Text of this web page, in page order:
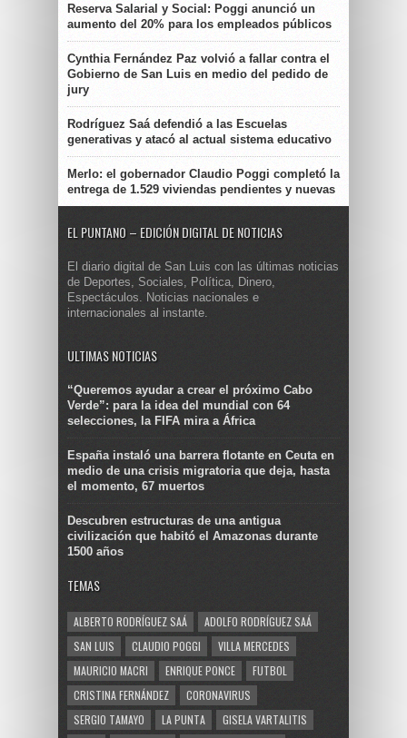
Reserva Salarial y Social: Poggi anunció un
aumento del 20% para los empleados públicos
Cynthia Fernández Paz volvió a fallar contra el
Gobierno de San Luis en medio del pedido de
jury
Rodríguez Saá defendió a las Escuelas
generativas y atacó al actual sistema educativo
Merlo: el gobernador Claudio Poggi completó la
entrega de 1.529 viviendas pendientes y nuevas
EL PUNTANO – EDICIÓN DIGITAL DE NOTICIAS
El diario digital de San Luis con las últimas noticias
de Deportes, Sociales, Política, Dinero,
Espectáculos. Noticias nacionales e
internacionales al instante.
ULTIMAS NOTICIAS
“Queremos ayudar a crear el próximo Cabo
Verde”: para la idea del mundial con 64
selecciones, la FIFA mira a África
España instaló una barrera flotante en Ceuta en
medio de una crisis migratoria que deja, hasta
el momento, 67 muertos
Descubren estructuras de una antigua
civilización que habitó el Amazonas durante
1500 años
TEMAS
ALBERTO RODRÍGUEZ SAÁ
ADOLFO RODRÍGUEZ SAÁ
SAN LUIS
CLAUDIO POGGI
VILLA MERCEDES
MAURICIO MACRI
ENRIQUE PONCE
FUTBOL
CRISTINA FERNÁNDEZ
CORONAVIRUS
SERGIO TAMAYO
LA PUNTA
GISELA VARTALITIS